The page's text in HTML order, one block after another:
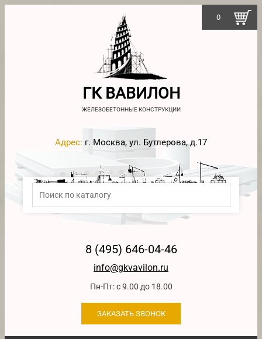
ГК ВАВИЛОН
ЖЕЛЕЗОБЕТОННЫЕ КОНСТРУКЦИИ
Адрес: г. Москва, ул. Бутлерова, д.17
8 (495) 646-04-46
info@gkvavilon.ru
Пн-Пт: с 9.00 до 18.00
ЗАКАЗАТЬ ЗВОНОК
0